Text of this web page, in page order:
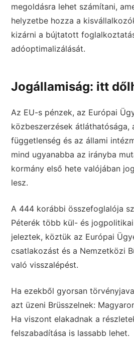
megoldásra lehet számítani,
helyzetbe hozza a
kizárni a bújtatott
adóoptimalizálását.
Jogállamiság: itt
Az EU-s pénzek, az Európai
közbeszerzések átláthatósága,
függetlenség és az állami
mind ugyanabba az irányba
kormány első hete valójában
lesz.
A 444 korábbi összefoglalója
Péterék több kül- és
jeleztek, köztük az Európai
csatlakozást és a Nemzetközi
való visszalépést.
Ha ezekből gyorsan
azt üzeni Brüsszelnek:
Ha viszont elakadnak a
felszabadítása is lassabb lehet.